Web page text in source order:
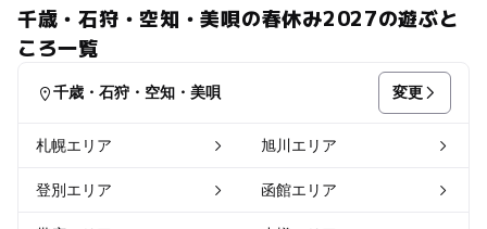
千歳・石狩・空知・美唄の春休み2027の遊ぶと
ころ一覧
千歳・石狩・空知・美唄 変更
札幌エリア 旭川エリア
登別エリア 函館エリア